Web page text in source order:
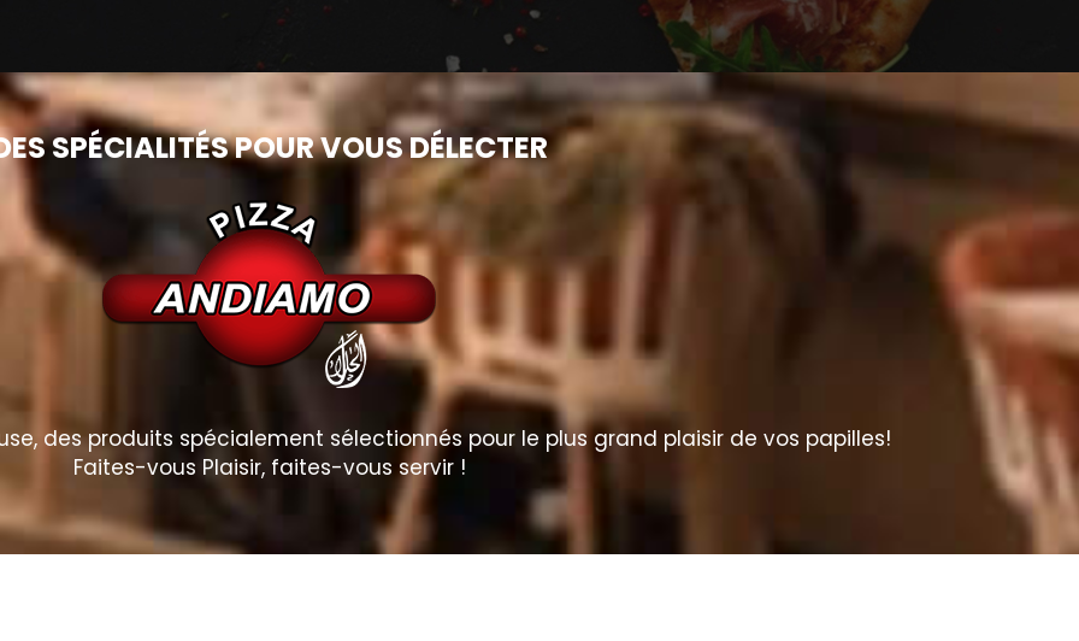
SPÉCIALITÉS POUR VOUS DÉLECTER
des produits spécialement sélectionnés pour le plus grand plaisir de vos papilles!
Faites-vous Plaisir, faites-vous servir !